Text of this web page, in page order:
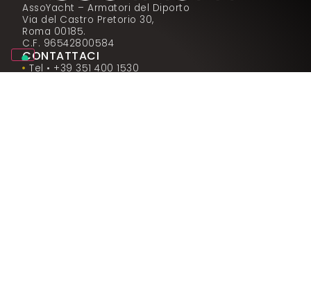
AssoYacht – Armatori del Diporto
Via del Castro Pretorio 30,
Roma 00185.
C.F. 96542800584
CONTATTACI
Tel • +39 351 400 1530